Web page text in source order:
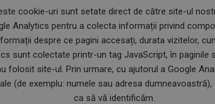
cookie-uri sunt setate direct de către site-ul
Analytics pentru a colecta informații privind
despre ce pagini accesați, durata vizitelor,
sunt colectate printr-un tag JavaScript, în paginile
folosit site-ul. Prin urmare, cu ajutorul a Google
(de exemplu: numele sau adresa
ca să vă identificăm.